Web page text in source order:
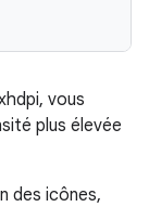
vous
plus élevée
des icônes,